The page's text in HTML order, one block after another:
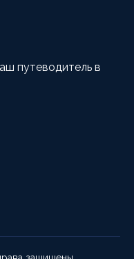
путеводитель в